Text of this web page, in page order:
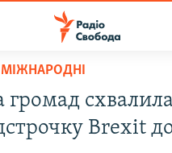
громад
Brexit